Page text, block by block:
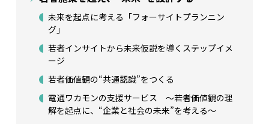
未来を起点に考える「フォーサイトプランニン
グ」
若者インサイトから未来仮説を導くステップイメ
ージ
若者価値観の“共通認識”をつくる
電通ワカモンの支援サービス ～若者価値観の理
解を起点に、“企業と社会の未来”を考える～